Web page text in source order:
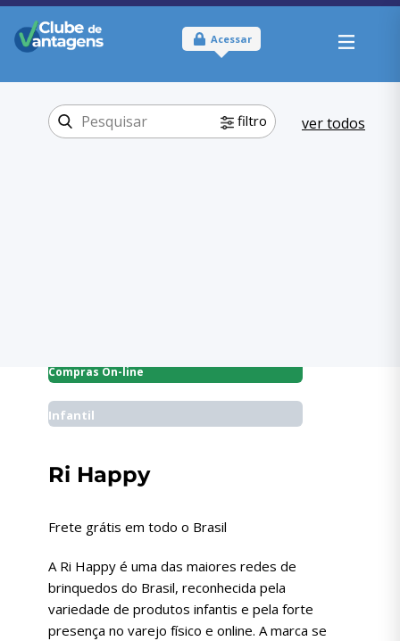
Acessar
filtro ver todos
Compras On-line
Infantil
Ri Happy
Frete grátis em todo o Brasil
A Ri Happy é uma das maiores redes de
brinquedos do Brasil, reconhecida pela
variedade de produtos infantis e pela forte
presença no varejo físico e online. A marca se